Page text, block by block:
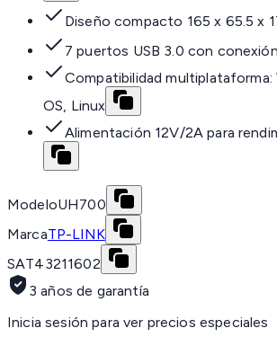
Diseño compacto 165 x 65.5 x
7 puertos USB 3.0 con
Compatibilidad
OS, Linux
Alimentación 12V/2A para
ModeloUH700
MarcaTP-LINK
SAT43211602
3 años de garantía
Inicia sesión para ver precios especiales